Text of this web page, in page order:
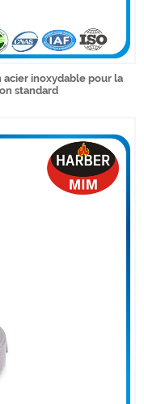
acier inoxydable pour la
standard